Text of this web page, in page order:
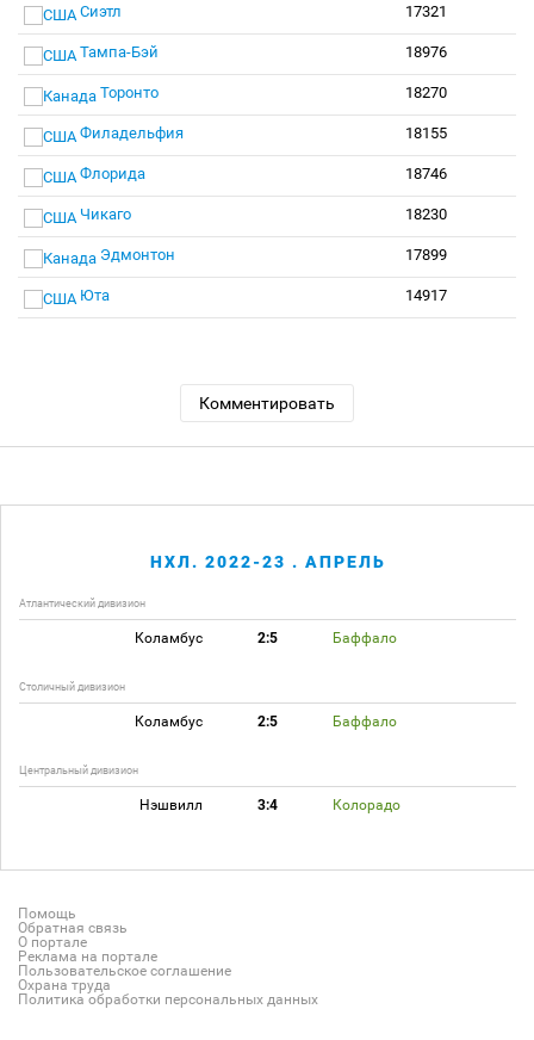
Сиэтл 17321
Тампа-Бэй 18976
Торонто 18270
Филадельфия 18155
Флорида 18746
Чикаго 18230
Эдмонтон 17899
Юта 14917
Комментировать
НХЛ. 2022-23 . АПРЕЛЬ
Атлантический дивизион
Коламбус 2:5 Баффало
Столичный дивизион
Коламбус 2:5 Баффало
Центральный дивизион
Нэшвилл 3:4 Колорадо
Помощь
Обратная связь
О портале
Реклама на портале
Пользовательское соглашение
Охрана труда
Политика обработки персональных данных